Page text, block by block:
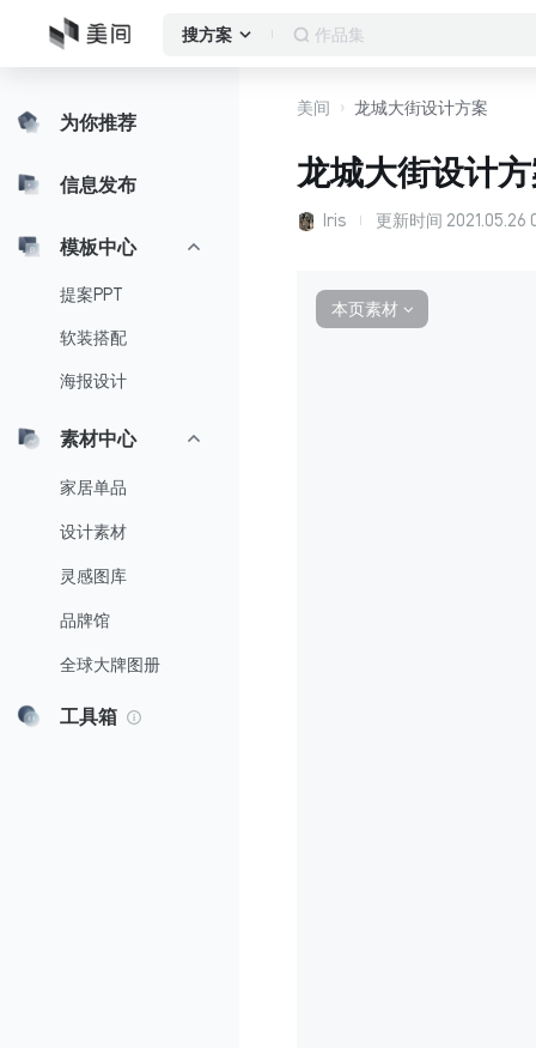
搜方案 作品集
为你推荐
信息发布
模板中心
提案PPT
软装搭配
海报设计
素材中心
家居单品
设计素材
灵感图库
品牌馆
全球大牌图册
工具箱
美间 龙城大街设计方案
龙城大街设计
Iris 更新时间
本页素材 ∨